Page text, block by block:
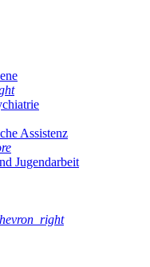
Assistenz
Jugendarbeit